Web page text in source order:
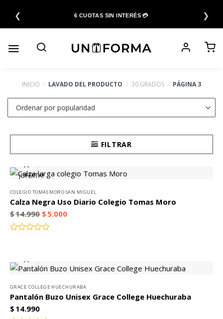
contenido
❮ 6 CUOTAS SIN INTERÉS 💳 ❯
INICIO / LAVADO DEL PRODUCTO / 30 GRADOS / PÁGINA 3
FILTRAR
¡OFERTA!
COLEGIO TOMAS MORO SAN MIGUEL
Calza Negra Uso Diario Colegio Tomas Moro
de
5
$14.990 $ 5.000
GRACE COLLEGE HUECHURABA
Pantalón Buzo Unisex Grace College Huechuraba
$ 14.990